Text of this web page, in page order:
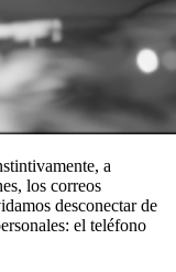
a
los correos
desconectar de
el teléfono